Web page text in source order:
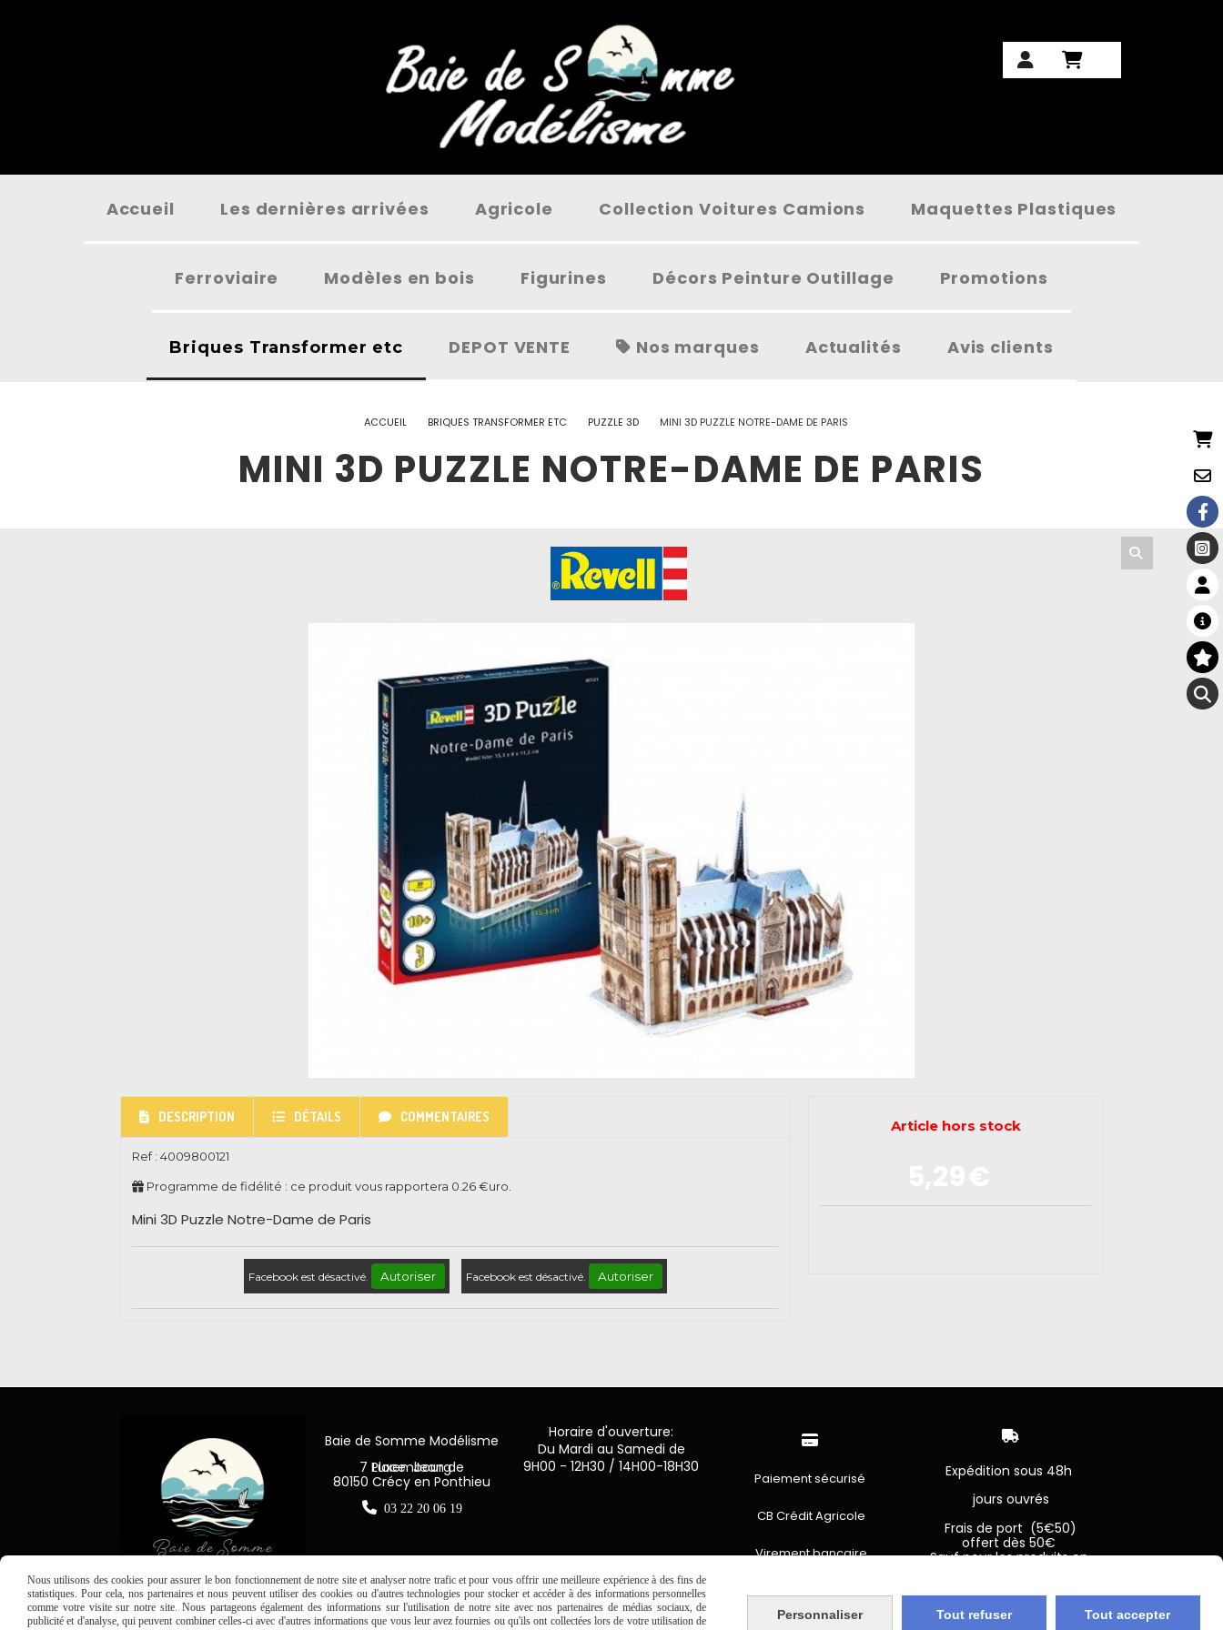
Accueil Les dernières arrivées Agricole Collection Voitures Camions Maquettes Plastiques
Ferroviaire Modèles en bois Figurines Décors Peinture Outillage Promotions
Briques Transformer etc DEPOT VENTE Nos marques Actualités Avis clients
ACCUEIL BRIQUES TRANSFORMER ETC PUZZLE 3D MINI 3D PUZZLE NOTRE-DAME DE PARIS
MINI 3D PUZZLE NOTRE-DAME DE PARIS
Article hors stock
DESCRIPTION DÉTAILS COMMENTAIRES
Ref : 4009800121
Programme de fidélité : ce produit vous rapportera 0.26€uro.
Mini 3D Puzzle Notre-Dame de Paris
Facebook est désactivé. Autoriser Facebook est désactivé. Autoriser
Baie de Somme Modélisme
7 Place Jean de Luxembourg
80150 Crécy en Ponthieu
 03 22 20 06 19
Horaire d'ouverture:
Du Mardi au Samedi de
9H00 - 12H30 / 14H00-18H30

Paiement sécurisé
CB Crédit Agricole
Virement bancaire

Expédition sous 48h
jours ouvrés
Frais de port (5€50)
offert dès 50€
Sauf pour les produits en
soit le montant.
Nous utilisons des cookies pour assurer le bon fonctionnement de notre site et analyser notre trafic et pour vous offrir une meilleure expérience à des fins de
statistiques. Pour cela, nos partenaires et nous peuvent utiliser des cookies ou d'autres technologies pour stocker et accéder à des informations personnelles
comme votre visite sur notre site. Nous partageons également des informations sur l'utilisation de notre site avec nos partenaires de médias sociaux, de
publicité et d'analyse, qui peuvent combiner celles-ci avec d'autres informations que vous leur avez fournies ou qu'ils ont collectées lors de votre utilisation de
Personnaliser Tout refuser Tout accepter